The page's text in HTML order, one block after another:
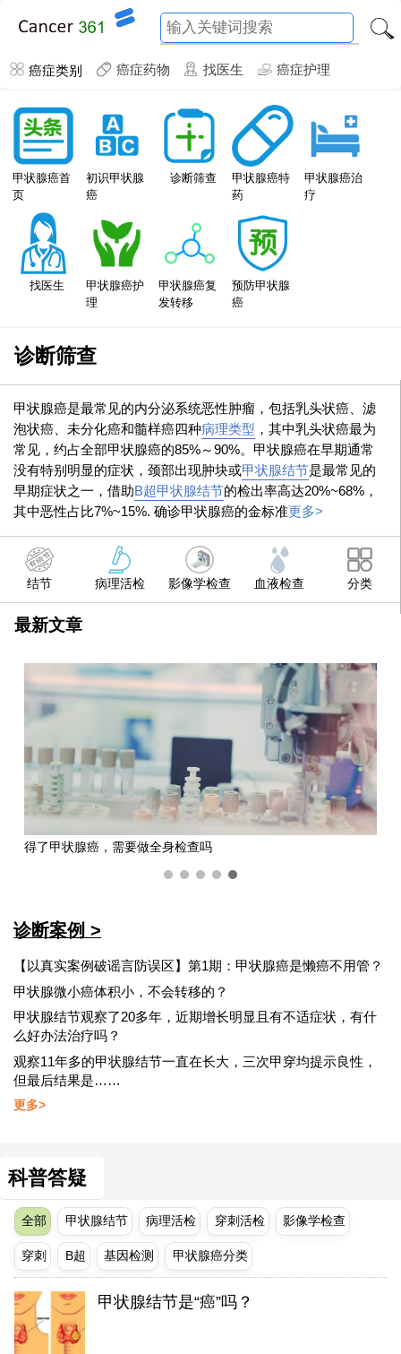
癌症类别 癌症药物 找医生 癌症护理
甲状腺癌首
页
初识甲状腺
癌
诊断筛查
甲状腺癌特
药
甲状腺癌治
疗
找医生
甲状腺癌护
理
甲状腺癌复
发转移
预防甲状腺
癌
诊断筛查
最新文章
得了甲状腺癌，需要做全身检查吗
甲状腺癌是最常见的内分泌系统恶性肿瘤，包括乳头状癌、滤
泡状癌、未分化癌和髓样癌四种病理类型 ，其中乳头状癌最为
常见，约占全部甲状腺癌的85%～90%。甲状腺癌在早期通常
没有特别明显的症状，颈部出现肿块或甲状腺结节是最常见的
早期症状之一，借助B超甲状腺结节的检出率高达20%~68%，
其中恶性占比7%~15%. 确诊甲状腺癌的金标准更多>
结节 病理活检 影像学检查 血液检查 分类
诊断案例 >
【以真实案例破谣言防误区】第1期：甲状腺癌是懒癌不用管？
甲状腺微小癌体积小，不会转移的？
甲状腺结节观察了20多年，近期增长明显且有不适症状，有什
么好办法治疗吗？
观察11年多的甲状腺结节一直在长大，三次甲穿均提示良性，
但最后结果是……
更多>
科普答疑
全部 甲状腺结节 病理活检 穿刺活检 影像学检查
穿刺 B超 基因检测 甲状腺癌分类
甲状腺结节是“癌”吗？